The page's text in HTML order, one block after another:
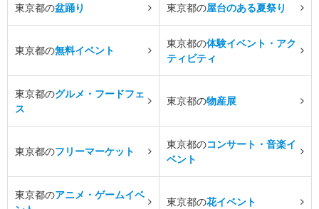
東京都の盆踊り 東京都の屋台のある夏祭り
東京都の無料イベント
東京都の体験イベント・アク
ティビティ
東京都のグルメ・フードフェ
ス
東京都の物産展
東京都のフリーマーケット
東京都のコンサート・音楽イ
ベント
東京都のアニメ・ゲームイベ
東京都の花イベント